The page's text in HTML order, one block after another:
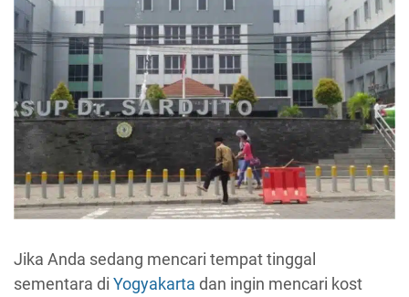
Jika Anda sedang mencari tempat tinggal
sementara di Yogyakarta dan ingin mencari kost